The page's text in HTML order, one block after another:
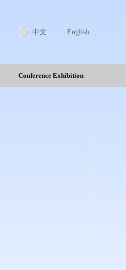
中文 English
Conference Exhibition